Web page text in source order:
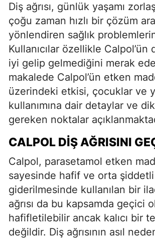
Diş ağrısı, günlük yaşamı
çoğu zaman hızlı bir çözüm
yönlendiren sağlık
Kullanıcılar özellikle Calpol’ün
iyi gelip gelmediğini merak
makalede Calpol’ün etken
üzerindeki etkisi, çocuklar ve
kullanımına dair detaylar ve
gereken noktalar
CALPOL DIŞ AĞRISINI
Calpol, parasetamol etken
sayesinde hafif ve orta şiddetli
giderilmesinde kullanılan bir
ağrısı da bu kapsamda geçici
hafifletilebilir ancak kalıcı bir
değildir. Diş ağrısının asıl